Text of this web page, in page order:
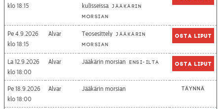
18:15
kulisseissa Jääkärin
morsian
Pe 4.9.2026
18:15
Alvar Teosesittely Jääkärin
morsian
Osta liput
La 12.9.2026
18:00
Alvar Jääkärin morsian Ensi-ilta Osta liput
Pe 18.9.2026
18:00
Alvar Jääkärin morsian Täynnä